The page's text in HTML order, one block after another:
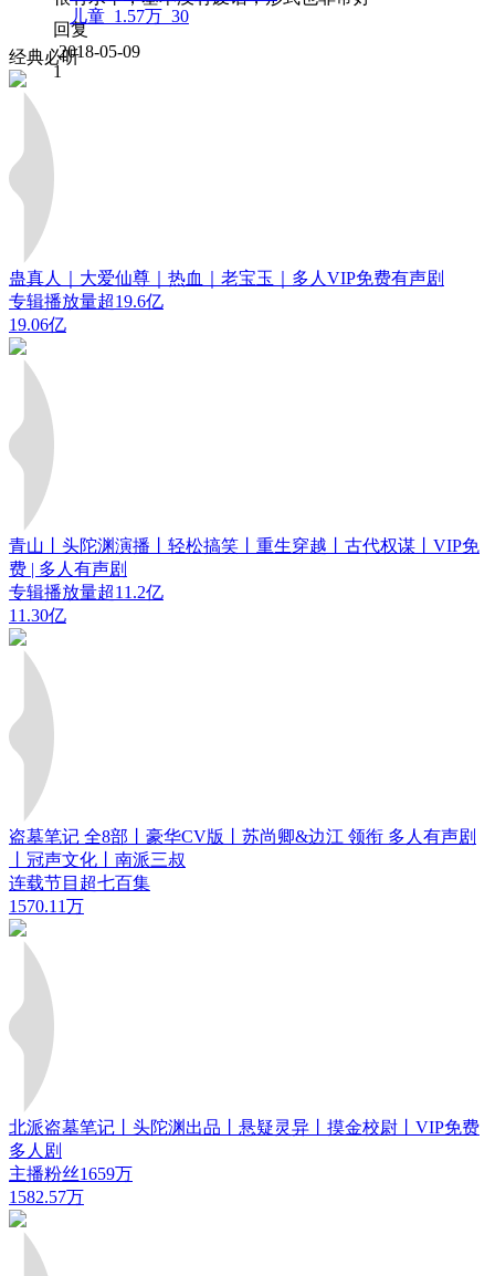
回复
2018-05-09
1
儿童 1.57万 30
经典必听
蛊真人｜大爱仙尊｜热血｜老宝玉｜多人VIP免费有声剧
专辑播放量超19.6亿
19.06亿
青山丨头陀渊演播丨轻松搞笑丨重生穿越丨古代权谋丨VIP免
费 | 多人有声剧
专辑播放量超11.2亿
11.30亿
盗墓笔记 全8部丨豪华CV版丨苏尚卿&边江 领衔 多人有声剧
丨冠声文化丨南派三叔
连载节目超七百集
1570.11万
北派盗墓笔记丨头陀渊出品丨悬疑灵异丨摸金校尉丨VIP免费
多人剧
主播粉丝1659万
1582.57万